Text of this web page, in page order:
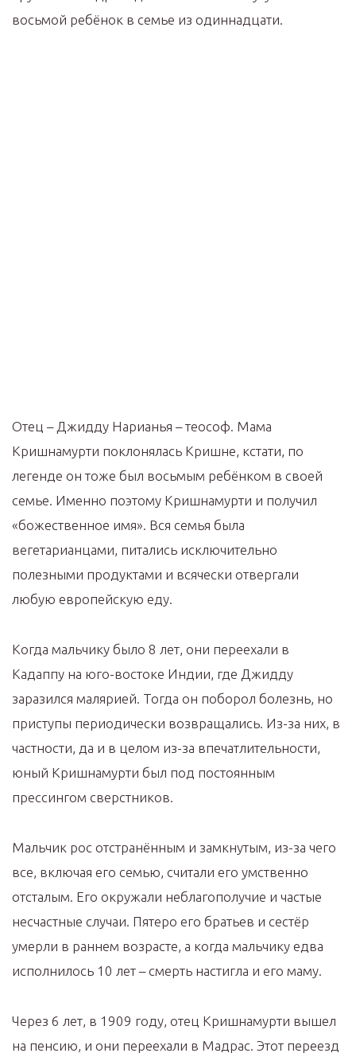
восьмой ребёнок в семье из одиннадцати.
Отец – Джидду Нарианья – теософ. Мама
Кришнамурти поклонялась Кришне, кстати, по
легенде он тоже был восьмым ребёнком в своей
семье. Именно поэтому Кришнамурти и получил
«божественное имя». Вся семья была
вегетарианцами, питались исключительно
полезными продуктами и всячески отвергали
любую европейскую еду.
Когда мальчику было 8 лет, они переехали в
Кадаппу на юго-востоке Индии, где Джидду
заразился малярией. Тогда он поборол болезнь, но
приступы периодически возвращались. Из-за них, в
частности, да и в целом из-за впечатлительности,
юный Кришнамурти был под постоянным
прессингом сверстников.
Мальчик рос отстранённым и замкнутым, из-за чего
все, включая его семью, считали его умственно
отсталым. Его окружали неблагополучие и частые
несчастные случаи. Пятеро его братьев и сестёр
умерли в раннем возрасте, а когда мальчику едва
исполнилось 10 лет – смерть настигла и его маму.
Через 6 лет, в 1909 году, отец Кришнамурти вышел
на пенсию, и они переехали в Мадрас. Этот переезд